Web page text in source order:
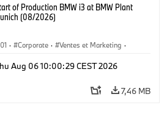
of Production BMW i3 at BMW Plant
(08/2026)
· Corporate · Ventes et Marketing ·
Aug 06 10:00:29 CEST 2026
7,46 MB